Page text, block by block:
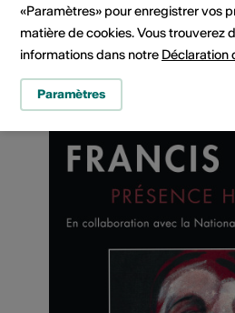
Copyright
«Paramètres» pour enregistrer vos
matière de cookies. Vous trouverez
informations dans notre Déclaration
Paramètres